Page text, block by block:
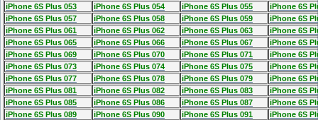
iPhone 6S Plus 053
iPhone 6S Plus 054 iPhone 6S Plus 055
iPhone 6S
iPhone 6S Plus 057
iPhone 6S Plus 058 iPhone 6S Plus 059
iPhone 6S
iPhone 6S Plus 061
iPhone 6S Plus 062 iPhone 6S Plus 063
iPhone 6S
iPhone 6S Plus 065
iPhone 6S Plus 066 iPhone 6S Plus 067
iPhone 6S
iPhone 6S Plus 069
iPhone 6S Plus 070 iPhone 6S Plus 071
iPhone 6S
iPhone 6S Plus 073
iPhone 6S Plus 074 iPhone 6S Plus 075
iPhone 6S
iPhone 6S Plus 077
iPhone 6S Plus 078 iPhone 6S Plus 079
iPhone 6S
iPhone 6S Plus 081
iPhone 6S Plus 082 iPhone 6S Plus 083
iPhone 6S
iPhone 6S Plus 085
iPhone 6S Plus 086 iPhone 6S Plus 087
iPhone 6S
iPhone 6S Plus 089
iPhone 6S Plus 090 iPhone 6S Plus 091
iPhone 6S